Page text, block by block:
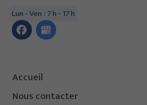
Lun - Ven : 7 h - 17 h
Accueil
Nous contacter